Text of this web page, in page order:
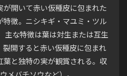
開いて赤い仮種皮に包まれた
徴。ニシキギ・マユミ・ツル
主な特徴は葉は対生または互生
開すると赤い仮種皮に包まれ
葉と独特の実が観賞される。収